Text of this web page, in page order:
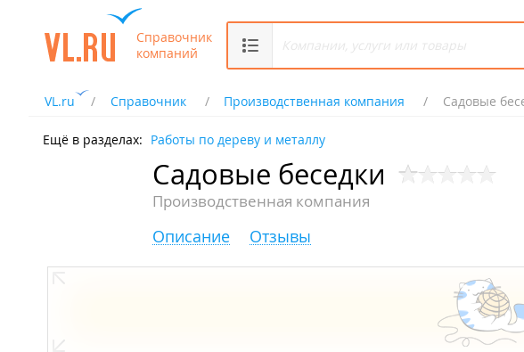
Справочник
компаний
VL.ru Справочник Производственная компания Садовые
Ещё в разделах: Работы по дереву и металлу
Садовые беседки
Производственная компания
Описание Отзывы